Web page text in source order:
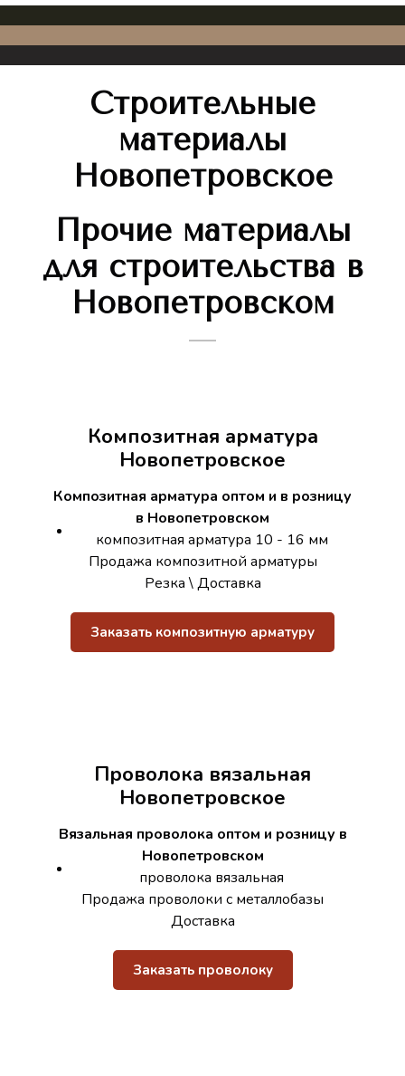
Строительные
материалы
Новопетровское
Прочие материалы
для строительства в
Новопетровском
Композитная арматура
Новопетровское
Композитная арматура оптом и в розницу
в Новопетровском
композитная арматура 10 - 16 мм
Продажа композитной арматуры
Резка \ Доставка
Заказать композитную арматуру
Проволока вязальная
Новопетровское
Вязальная проволока оптом и розницу в
Новопетровском
проволока вязальная
Продажа проволоки с металлобазы
Доставка
Заказать проволоку